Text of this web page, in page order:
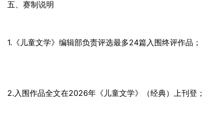
五、赛制说明
1.《儿童文学》编辑部负责评选最多24篇入围终评作品；
2.入围作品全文在2026年《儿童文学》（经典）上刊登；